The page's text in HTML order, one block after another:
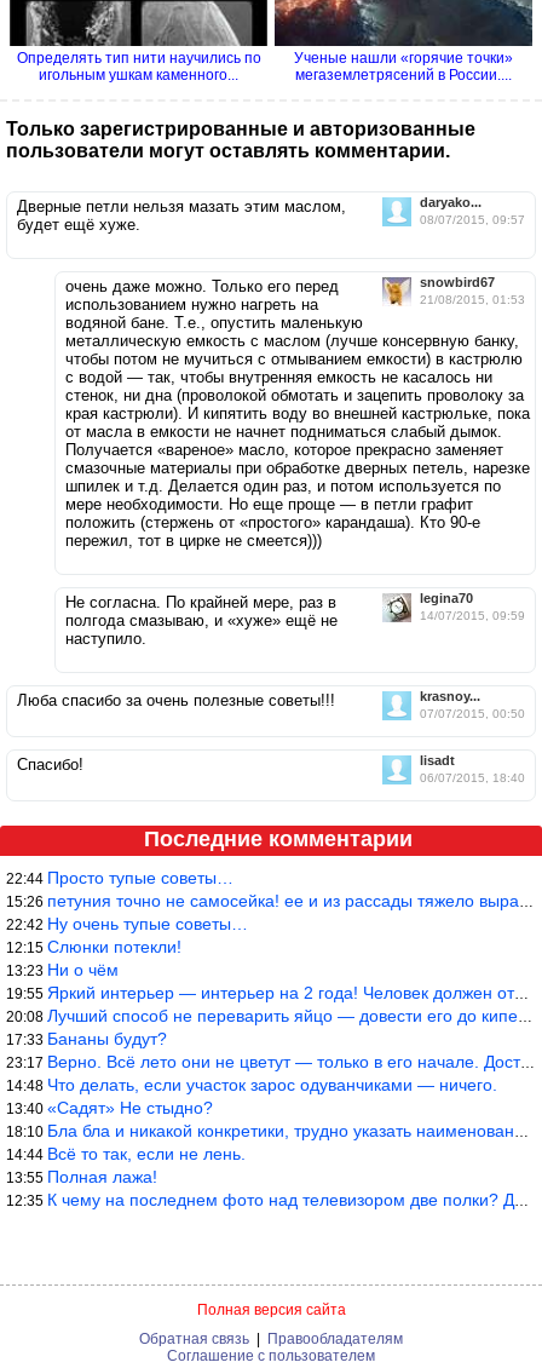
Определять тип нити научились по
игольным ушкам каменного...
Ученые нашли «горячие точки»
мегаземлетрясений в России....
Только зарегистрированные и авторизованные
пользователи могут оставлять комментарии.
daryako...
08/07/2015, 09:57
Дверные петли нельзя мазать этим маслом,
будет ещё хуже.
snowbird67
21/08/2015, 01:53
очень даже можно. Только его перед
использованием нужно нагреть на
водяной бане. Т.е., опустить маленькую
металлическую емкость с маслом (лучше консервную банку,
чтобы потом не мучиться с отмыванием емкости) в кастрюлю
с водой — так, чтобы внутренняя емкость не касалось ни
стенок, ни дна (проволокой обмотать и зацепить проволоку за
края кастрюли). И кипятить воду во внешней кастрюльке, пока
от масла в емкости не начнет подниматься слабый дымок.
Получается «вареное» масло, которое прекрасно заменяет
смазочные материалы при обработке дверных петель, нарезке
шпилек и т.д. Делается один раз, и потом используется по
мере необходимости. Но еще проще — в петли графит
положить (стержень от «простого» карандаша). Кто 90-е
пережил, тот в цирке не смеется)))
legina70
14/07/2015, 09:59
Не согласна. По крайней мере, раз в
полгода смазываю, и «хуже» ещё не
наступило.
krasnoy...
07/07/2015, 00:50
Люба спасибо за очень полезные советы!!!
lisadt
06/07/2015, 18:40
Спасибо!
Последние комментарии
22:44 Просто тупые советы…
15:26 петуния точно не самосейка! ее и из рассады тяжело вырастить!
22:42 Ну очень тупые советы…
12:15 Слюнки потекли!
13:23 Ни о чём
19:55 Яркий интерьер — интерьер на 2 года! Человек должен отдыхать в с
20:08 Лучший способ не переварить яйцо — довести его до кипения и выкл
17:33 Бананы будут?
23:17 Верно. Всё лето они не цветут — только в его начале. Достаточно
14:48 Что делать, если участок зарос одуванчиками — ничего.
13:40 «Садят» Не стыдно?
18:10 Бла бла и никакой конкретики, трудно указать наименование рекоме
14:44 Всё то так, если не лень.
13:55 Полная лажа!
12:35 К чему на последнем фото над телевизором две полки? Делают интер
Полная версия сайта
Обратная связь
Правообладателям
Соглашение с пользователем